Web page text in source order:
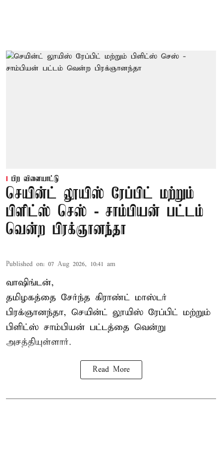
பிற விளையாட்டு
செயின்ட் லூயிஸ் ரேப்பிட் மற்றும்
பிளிட்ஸ் செஸ் - சாம்பியன் பட்டம்
வென்ற பிரக்ஞானந்தா
Published on: 07 Aug 2026, 10:41 am
வாஷிங்டன்,
தமிழகத்தை சேர்ந்த கிராண்ட் மாஸ்டர்
பிரக்ஞானந்தா, செயின்ட் லூயிஸ் ரேப்பிட் மற்றும்
பிளிட்ஸ் சாம்பியன் பட்டத்தை வென்று
அசத்தியுள்ளார்.
Read More